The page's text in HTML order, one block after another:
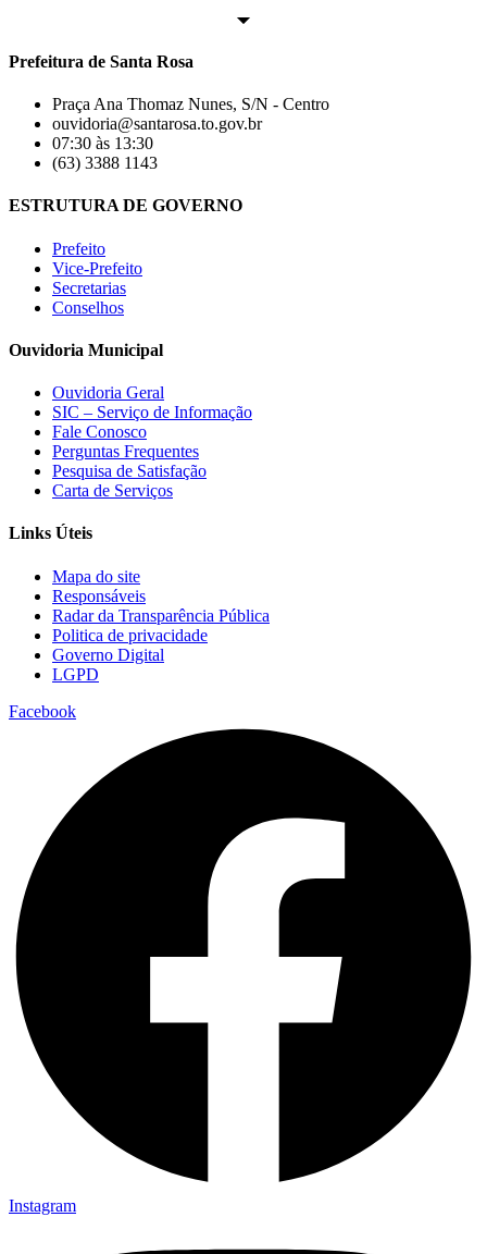
Prefeitura de Santa Rosa
Praça Ana Thomaz Nunes, S/N - Centro
ouvidoria@santarosa.to.gov.br
07:30 às 13:30
(63) 3388 1143
ESTRUTURA DE GOVERNO
Prefeito
Vice-Prefeito
Secretarias
Conselhos
Ouvidoria Municipal
Ouvidoria Geral
SIC – Serviço de Informação
Fale Conosco
Perguntas Frequentes
Pesquisa de Satisfação
Carta de Serviços
Links Úteis
Mapa do site
Responsáveis
Radar da Transparência Pública
Politica de privacidade
Governo Digital
LGPD
Facebook
Instagram